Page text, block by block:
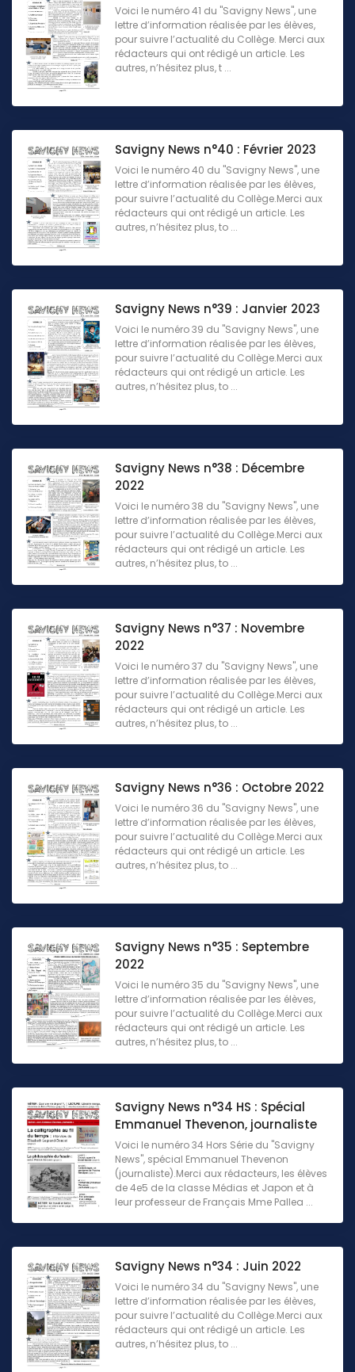
Voici le numéro 41 du "Savigny News", une
lettre d’information réalisée par les élèves,
pour suivre l’actualité du Collège. Merci aux
rédacteurs qui ont rédigé un article. Les
autres, n’hésitez plus, t ...
Savigny News n°40 : Février 2023
Voici le numéro 40 du "Savigny News", une
lettre d’information réalisée par les élèves,
pour suivre l’actualité du Collège.Merci aux
rédacteurs qui ont rédigé un article. Les
autres, n’hésitez plus, to ...
Savigny News n°39 : Janvier 2023
Voici le numéro 39 du "Savigny News", une
lettre d’information réalisée par les élèves,
pour suivre l’actualité du Collège.Merci aux
rédacteurs qui ont rédigé un article. Les
autres, n’hésitez plus, to ...
Savigny News n°38 : Décembre
2022
Voici le numéro 38 du "Savigny News", une
lettre d’information réalisée par les élèves,
pour suivre l’actualité du Collège.Merci aux
rédacteurs qui ont rédigé un article. Les
autres, n’hésitez plus, to ...
Savigny News n°37 : Novembre
2022
Voici le numéro 37 du "Savigny News", une
lettre d’information réalisée par les élèves,
pour suivre l’actualité du Collège.Merci aux
rédacteurs qui ont rédigé un article. Les
autres, n’hésitez plus, to ...
Savigny News n°36 : Octobre 2022
Voici le numéro 36 du "Savigny News", une
lettre d’information réalisée par les élèves,
pour suivre l’actualité du Collège.Merci aux
rédacteurs qui ont rédigé un article. Les
autres, n’hésitez plus, to ...
Savigny News n°35 : Septembre
2022
Voici le numéro 35 du "Savigny News", une
lettre d’information réalisée par les élèves,
pour suivre l’actualité du Collège.Merci aux
rédacteurs qui ont rédigé un article. Les
autres, n’hésitez plus, to ...
Savigny News n°34 HS : Spécial
Emmanuel Thevenon, journaliste
Voici le numéro 34 Hors Série du "Savigny
News", spécial Emmanuel Thevenon
(journaliste).Merci aux rédacteurs, les élèves
de 4e5 de la classe Médias et Japon et à
leur professeur de Français Mme Pallea ...
Savigny News n°34 : Juin 2022
Voici le numéro 34 du "Savigny News", une
lettre d’information réalisée par les élèves,
pour suivre l’actualité du Collège.Merci aux
rédacteurs qui ont rédigé un article. Les
autres, n’hésitez plus, to ...